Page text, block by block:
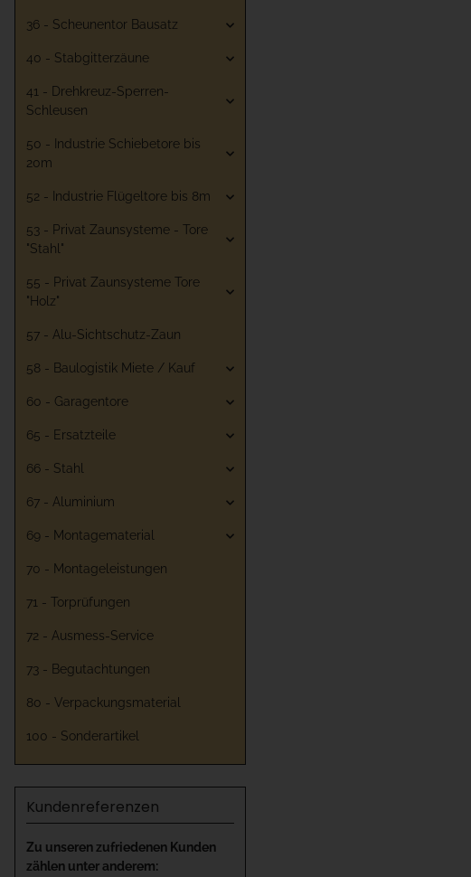
36 - Scheunentor Bausatz
40 - Stabgitterzäune
41 - Drehkreuz-Sperren-
Schleusen
50 - Industrie Schiebetore bis
20m
52 - Industrie Flügeltore bis 8m
53 - Privat Zaunsysteme - Tore
"Stahl"
55 - Privat Zaunsysteme Tore
"Holz"
57 - Alu-Sichtschutz-Zaun
58 - Baulogistik Miete / Kauf
60 - Garagentore
65 - Ersatzteile
66 - Stahl
67 - Aluminium
69 - Montagematerial
70 - Montageleistungen
71 - Torprüfungen
72 - Ausmess-Service
73 - Begutachtungen
80 - Verpackungsmaterial
100 - Sonderartikel
Kundenreferenzen
Zu unseren zufriedenen Kunden
zählen unter anderem: